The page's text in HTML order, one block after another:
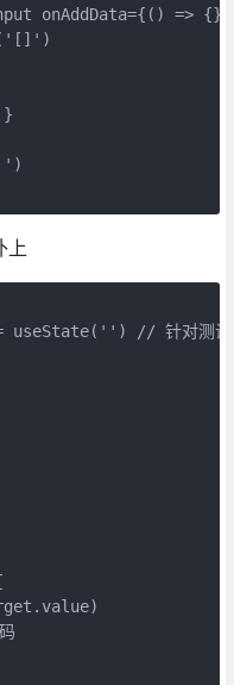
onAddData={() =>
上
// 针对测试